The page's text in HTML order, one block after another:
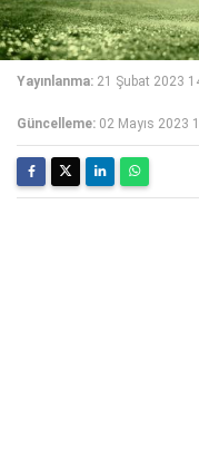
Yayınlanma: 21 Şubat 2023
Güncelleme: 02 Mayıs 2023